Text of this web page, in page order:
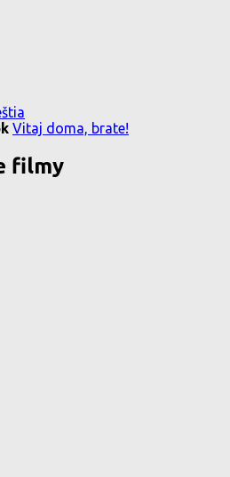
Vitaj doma, brate!
filmy